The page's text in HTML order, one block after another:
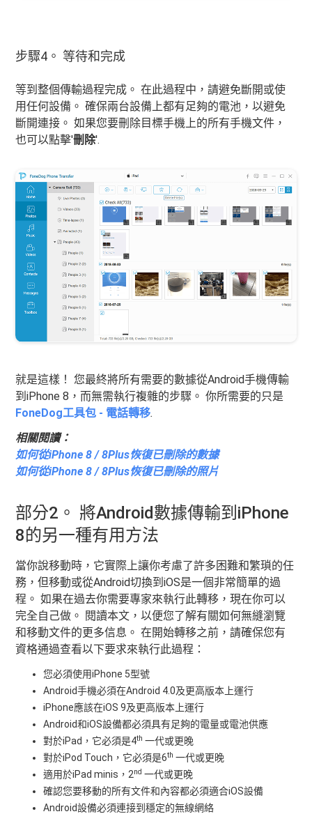
步驟4。 等待和完成
等到整個傳輸過程完成。 在此過程中，請避免斷開或使
用任何設備。 確保兩台設備上都有足夠的電池，以避免
斷開連接。 如果您要刪除目標手機上的所有手機文件，
也可以點擊'刪除'.
就是這樣！ 您最終將所有需要的數據從Android手機傳輸
到iPhone 8，而無需執行複雜的步驟。 你所需要的只是
FoneDog工具包 - 電話轉移.
相關閱讀：
如何從iPhone 8 / 8Plus恢復已刪除的數據
如何從iPhone 8 / 8Plus恢復已刪除的照片
部分2。 將Android數據傳輸到iPhone
8的另一種有用方法
當你說移動時，它實際上讓你考慮了許多困難和繁瑣的任
務，但移動或從Android切換到iOS是一個非常簡單的過
程。 如果在過去你需要專家來執行此轉移，現在你可以
完全自己做。 閱讀本文，以便您了解有關如何無縫瀏覽
和移動文件的更多信息。 在開始轉移之前，請確保您有
資格通過查看以下要求來執行此過程：
您必須使用iPhone 5型號
Android手機必須在Android 4.0及更高版本上運行
iPhone應該在iOS 9及更高版本上運行
Android和iOS設備都必須具有足夠的電量或電池供應
對於iPad，它必須是4th 一代或更晚
對於iPod Touch，它必須是6th 一代或更晚
適用於iPad minis，2nd 一代或更晚
確認您要移動的所有文件和內容都必須適合iOS設備
Android設備必須連接到穩定的無線網絡